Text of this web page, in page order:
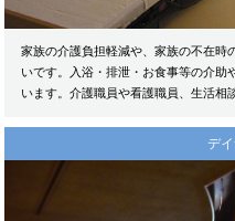
家族の介護負担軽減や、家族の不在時
いです。入浴・排泄・お食事等の介助
います。介護職員や看護職員、生活相
デ